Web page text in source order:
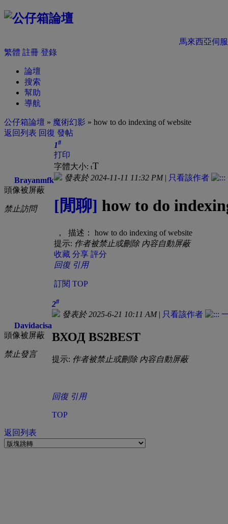
馬來西亞伺
繁體 註冊 登錄
論壇
搜索
幫助
導航
公仔箱論壇 » 魔術幻影 » how to do indexing of website
返回列表 回復 發帖
Brayanmfk
頭像被屏蔽
禁止訪問
1#
打印
字體大小: tT
發表於 2024-11-11 11:32 PM| 只看該作者
[閒聊] how to do
， 描述： how to do indexing of website
提示: 作者被禁止或刪除 內容自動屏蔽
收藏 分享 評分
回復 引用
訂閱 TOP
Davidacisa
頭像被屏蔽
禁止發言
2#
發表於 2025-6-21 10:11 AM| 只看該作者
ВХОД BS2BEST
提示: 作者被禁止或刪除 內容自動屏蔽
回復 引用
TOP
返回列表